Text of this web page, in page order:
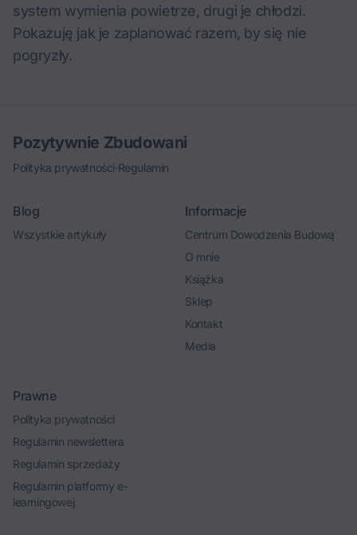
system wymienia powietrze, drugi je chłodzi.
Pokazuję jak je zaplanować razem, by się nie
pogryzły.
Pozytywnie Zbudowani
Polityka prywatności·Regulamin
Blog
Wszystkie artykuły
Informacje
Centrum Dowodzenia Budową
O mnie
Książka
Sklep
Kontakt
Media
Prawne
Polityka prywatności
Regulamin newslettera
Regulamin sprzedaży
Regulamin platformy e-
learningowej